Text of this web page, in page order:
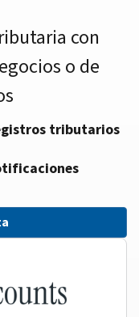
con
o de
tributarios